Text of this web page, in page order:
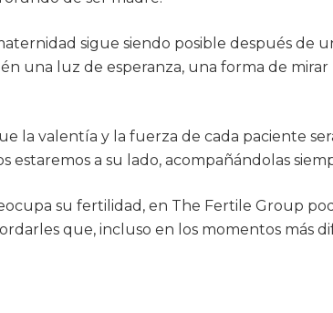
sigue siendo posible después de
una luz de esperanza, una forma de
la valentía y la fuerza de cada paciente
estaremos a su lado, acompañándolas
su fertilidad, en The Fertile Group
que, incluso en los momentos más